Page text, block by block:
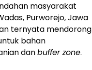
masyarakat
Purworejo, Jawa
ternyata mendorong
bahan
danbuffer zone.